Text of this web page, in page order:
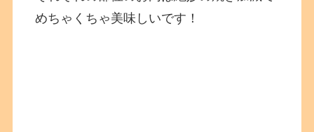
めちゃくちゃ美味しいです！